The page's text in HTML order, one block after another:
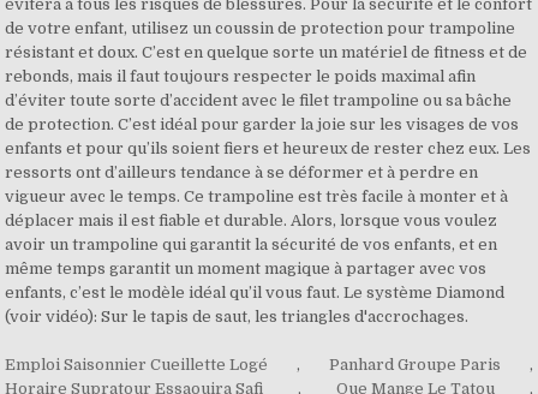
Emploi Saisonnier Cueillette Logé , Panhard Groupe Paris
,
Horaire Supratour Essaouira Safi
, Que Mange Le Tatou ,